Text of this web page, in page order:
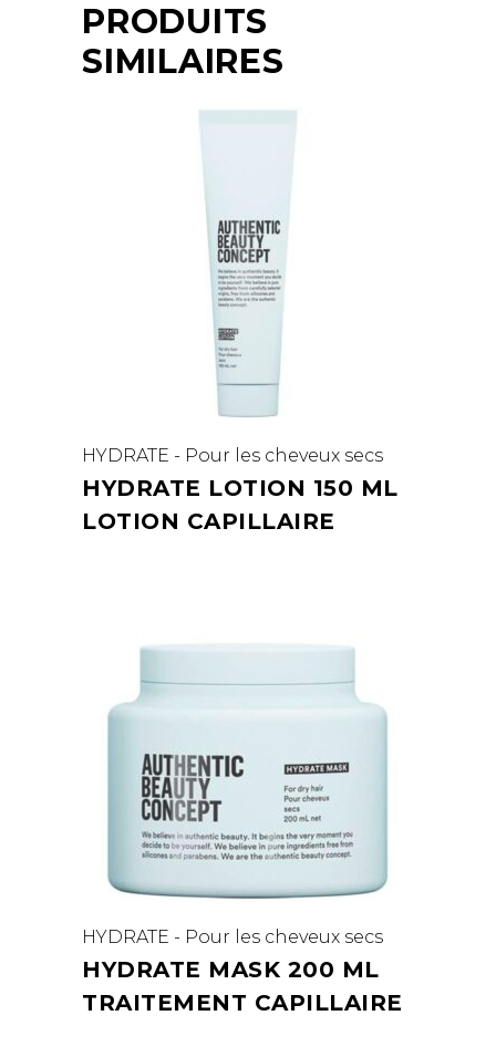
PRODUITS
SIMILAIRES
HYDRATE - Pour les cheveux secs
HYDRATE LOTION 150 ML
LOTION CAPILLAIRE
HYDRATE - Pour les cheveux secs
HYDRATE MASK 200 ML
TRAITEMENT CAPILLAIRE